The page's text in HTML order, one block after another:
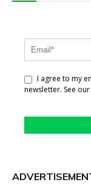
I agree to my
newsletter. See